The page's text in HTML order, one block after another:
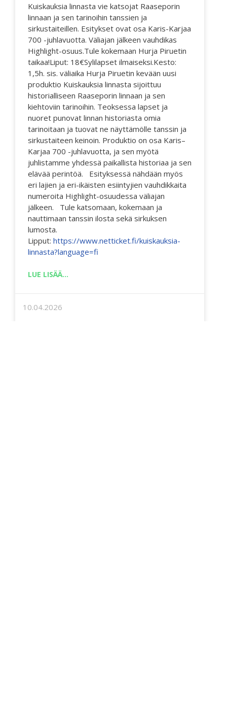
Kuiskauksia linnasta vie katsojat Raaseporin
linnaan ja sen tarinoihin tanssien ja
sirkustaiteillen. Esitykset ovat osa Karis-Karjaa
700 -juhlavuotta. Väliajan jälkeen vauhdikas
Highlight-osuus.Tule kokemaan Hurja Piruetin
taikaa!Liput: 18€Sylilapset ilmaiseksi.Kesto:
1,5h. sis. väliaika Hurja Piruetin kevään uusi
produktio Kuiskauksia linnasta sijoittuu
historialliseen Raaseporin linnaan ja sen
kiehtoviin tarinoihin. Teoksessa lapset ja
nuoret punovat linnan historiasta omia
tarinoitaan ja tuovat ne näyttämölle tanssin ja
sirkustaiteen keinoin. Produktio on osa Karis–
Karjaa 700 -juhlavuotta, ja sen myötä
juhlistamme yhdessä paikallista historiaa ja sen
elävää perintöä. Esityksessä nähdään myös
eri lajien ja eri-ikäisten esiintyjien vauhdikkaita
numeroita Highlight-osuudessa väliajan
jälkeen. Tule katsomaan, kokemaan ja
nauttimaan tanssin ilosta sekä sirkuksen
lumosta.
Lipput: https://www.netticket.fi/kuiskauksia-
linnasta?language=fi
LUE LISÄÄ...
10.04.2026